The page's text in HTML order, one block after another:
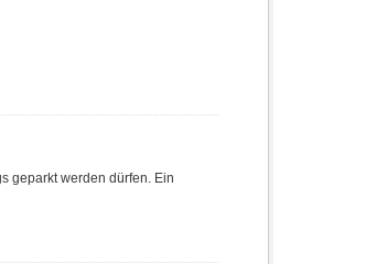
geparkt werden dürfen. Ein